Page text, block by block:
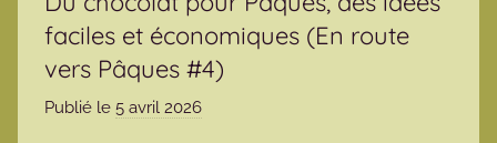
faciles et économiques (En route
vers Pâques #4)
Publié le 5 avril 2026